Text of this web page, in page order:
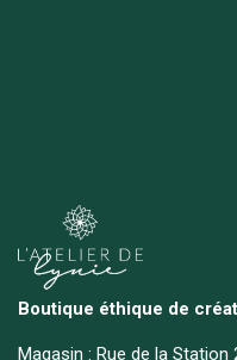
Boutique éthique de
Magasin : Rue de la Station